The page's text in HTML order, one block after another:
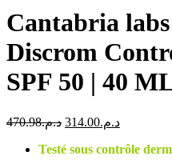
Cantabria
Discrom
SPF 50 | 40
د.م.470.98
Le
initial
د.م.314.00
Le
actuel
Testé sous contrôle